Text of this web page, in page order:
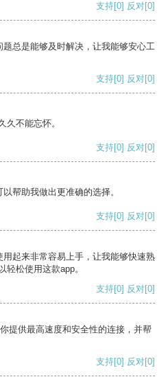
支持[0] 反对[0]
总是能够及时解决，让我能够安心工
支持[0] 反对[0]
久不能忘怀。
支持[0] 反对[0]
帮助我做出更准确的选择。
支持[0] 反对[0]
起来非常容易上手，让我能够快速熟
轻松使用这款app。
支持[0] 反对[0]
提供最高速度和安全性的连接，并帮
支持[0] 反对[0]